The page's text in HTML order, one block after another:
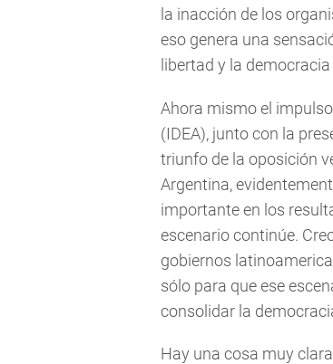
la inacción de los
eso genera una
libertad y la
Ahora mismo el
(IDEA), junto con la
triunfo de la oposición
Argentina,
importante en los
escenario continúe.
gobiernos
sólo para que ese
consolidar la
Hay una cosa muy